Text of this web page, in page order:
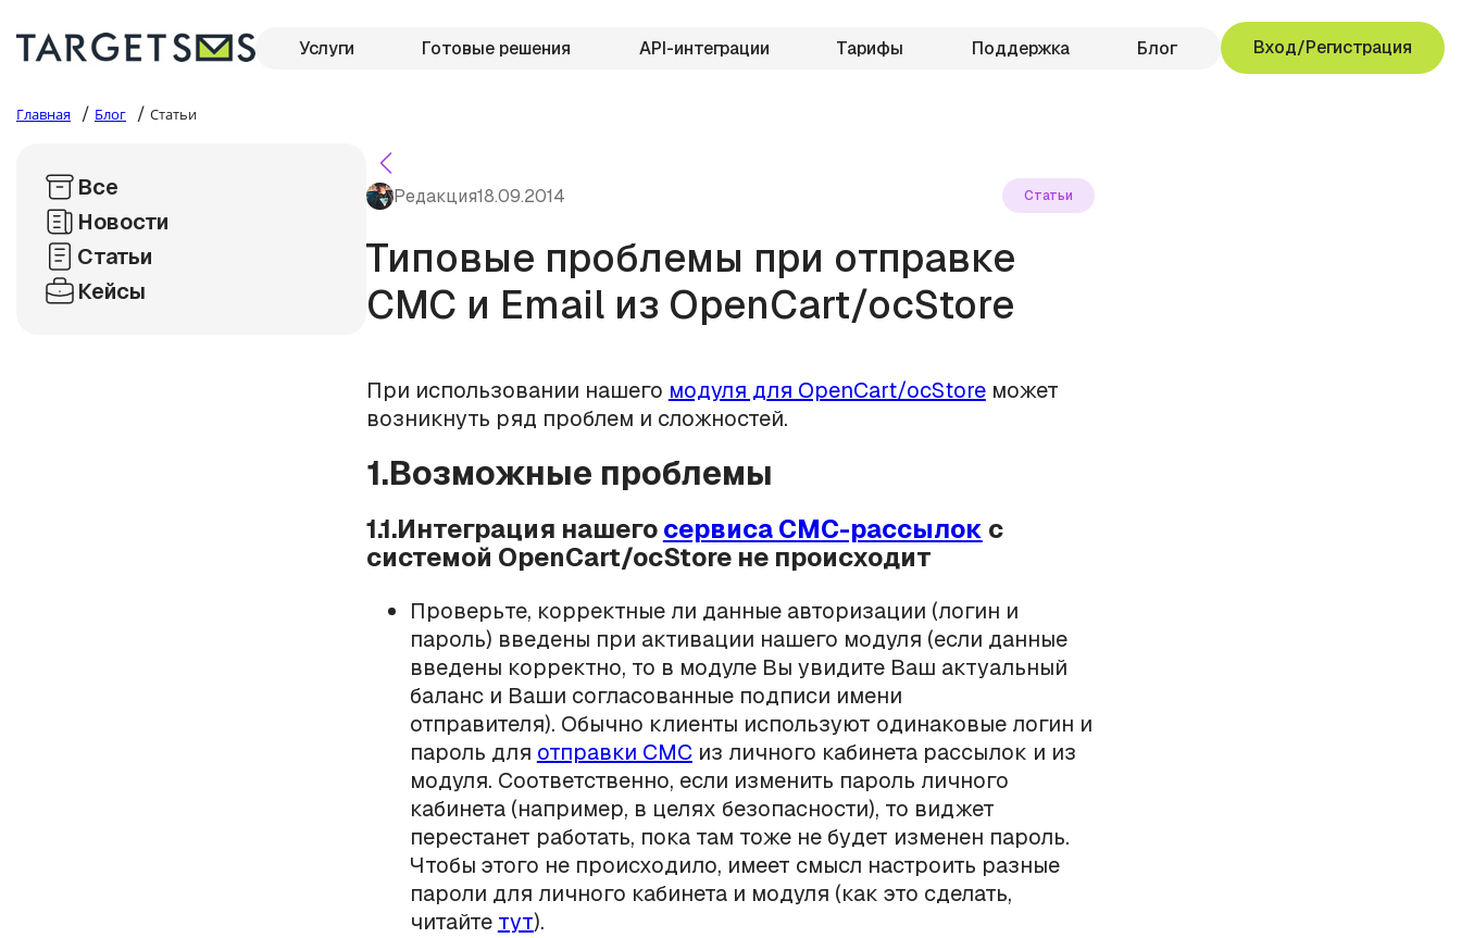
Услуги Готовые решения API-интеграции Тарифы Поддержка Блог Вход/Регистрация
Главная / Блог / Статьи
Все
Новости
Статьи
Кейсы
Редакция18.09.2014 Статьи
Типовые проблемы при отправке
СМС и Email из OpenCart/ocStore
При использовании нашего модуля для OpenCart/ocStoreможет
возникнуть ряд проблем и сложностей.
1.Возможные проблемы
1.1.Интеграция нашегосервиса СМС-рассылок с
системой OpenCart/ocStore не происходит
Проверьте, корректные ли данные авторизации (логин и
пароль) введены при активации нашего модуля (если данные
введены корректно, то в модуле Вы увидите Ваш актуальный
баланс и Ваши согласованные подписи имени
отправителя). Обычно клиенты используют одинаковые логин и
пароль для отправки СМСиз личного кабинета рассылок и из
модуля. Соответственно, если изменить пароль личного
кабинета (например, в целях безопасности), то виджет
перестанет работать, пока там тоже не будет изменен пароль.
Чтобы этого не происходило, имеет смысл настроить разные
пароли для личного кабинета и модуля (как это сделать,
читайте тут).